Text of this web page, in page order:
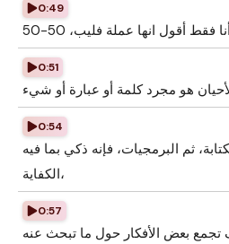
0:49
0:51
0:54
ثم البرمجيات، فإنه ذكي بما فيه
الكفاية،
0:57